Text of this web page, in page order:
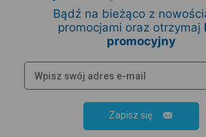
Bądź na bieżąco z
promocjami oraz otrzymaj
promocyjny
Zapisz się